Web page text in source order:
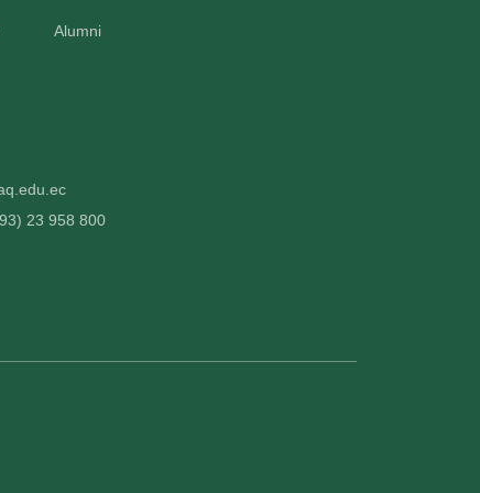
Alumni
23 958 800